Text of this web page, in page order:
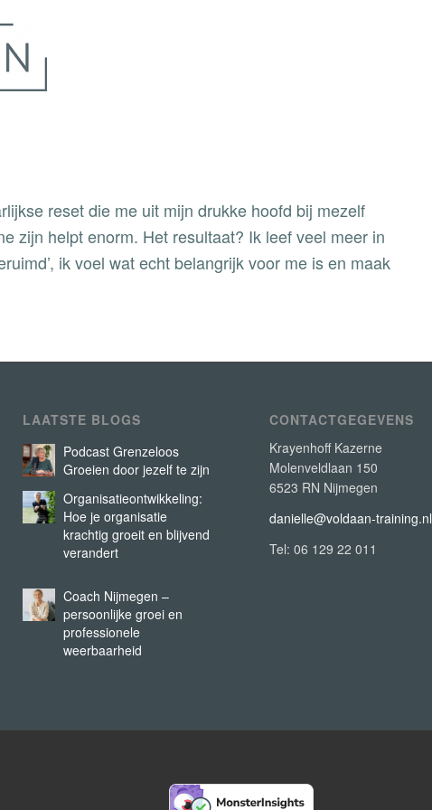
reset die me uit mijn drukke hoofd bij mezelf
zijn helpt enorm. Het resultaat? Ik leef veel meer in
ik voel wat echt belangrijk voor me is en maak
LAATSTE BLOGS
Podcast Grenzeloos
Groeien door jezelf te zijn
Organisatieontwikkeling:
Hoe je organisatie
krachtig groeit en blijvend
verandert
Coach Nijmegen –
persoonlijke groei en
professionele
weerbaarheid
CONTACTGEGEVENS
Krayenhoff Kazerne
Molenveldlaan 150
6523 RN Nijmegen
danielle@voldaan-training.nl
Tel: 06 129 22 011